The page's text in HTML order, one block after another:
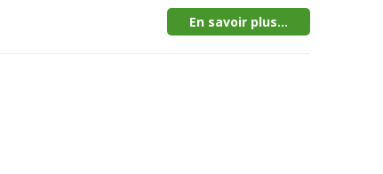
En savoir plus...